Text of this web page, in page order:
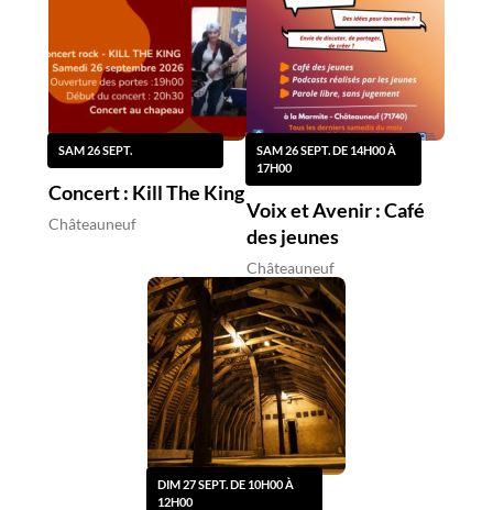
SAM 26 SEPT.
Concert : Kill The King
Châteauneuf
SAM 26 SEPT. DE 14H00 À
17H00
Voix et Avenir : Café
des jeunes
Châteauneuf
DIM 27 SEPT. DE 10H00 À
12H00